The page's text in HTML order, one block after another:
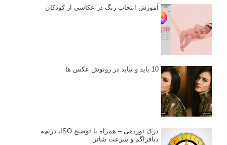
آموزش انتخاب رنگ در عکاسی از کودکان
10 باید و نباید در روتوش عکس ها
درک نوردهی – همراه با توضیح ISO، دریچه
دیافراگم و سرعت شاتر